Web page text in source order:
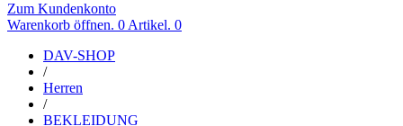
Zum Kundenkonto
Warenkorb öffnen. 0 Artikel. 0
DAV-SHOP
/
Herren
/
BEKLEIDUNG